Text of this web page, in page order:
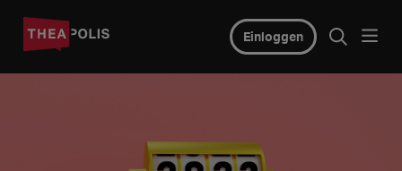
Einloggen